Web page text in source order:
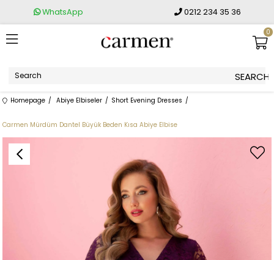
WhatsApp 0212 234 35 36
0
Homepage Abiye Elbiseler Short Evening Dresses
Carmen Mürdüm Dantel Büyük Beden Kısa Abiye Elbise